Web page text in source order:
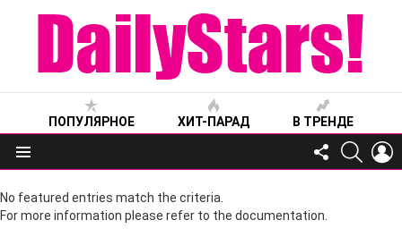
ПОПУЛЯРНОЕ ХИТ-ПАРАД В ТРЕНДЕ
Меню
FOLLOW
US
No featured entries match the criteria.
For more information please refer to the documentation.